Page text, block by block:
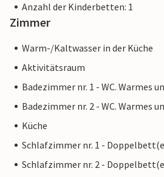
Anzahl der Kinderbetten: 1
Zimmer
Warm-/Kaltwasser in der Küche
Aktivitätsraum
Badezimmer nr. 1 - WC. Warmes
Badezimmer nr. 2 - WC. Warmes
Küche
Schlafzimmer nr. 1 -
Schlafzimmer nr. 2 -